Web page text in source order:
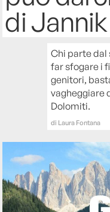
di
Chi parte dal
far sfogare i
genitori,
vagheggiare
Dolomiti.
di Laura Fontana